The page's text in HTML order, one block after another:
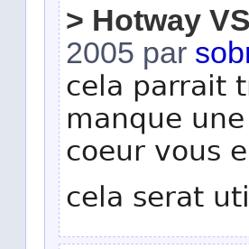
> Hotway
2005 par
cela parrait
manque
coeur vous
cela serat